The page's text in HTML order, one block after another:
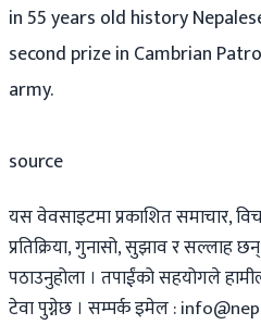
in 55 years old history
second prize in Cambrian
army.
source
यस वेवसाइटमा प्रकाशित समाचार,
प्रतिक्रिया, गुनासो, सुझाव र सल्लाह
पठाउनुहोला । तपाईंको सहयोगले
टेवा पुग्नेछ । सम्पर्क इमेल :